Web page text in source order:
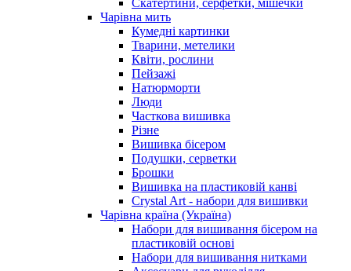
Чарiвна мить
Кумедні картинки
Тварини, метелики
Квіти, рослини
Пейзажі
Натюрморти
Люди
Часткова вишивка
Різне
Вишивка бісером
Подушки, серветки
Брошки
Вишивка на пластиковій канві
Crystal Art - набори для вишивки
Чарівна країна (Україна)
Набори для вишивання бісером на
пластиковій основі
Набори для вишивання нитками